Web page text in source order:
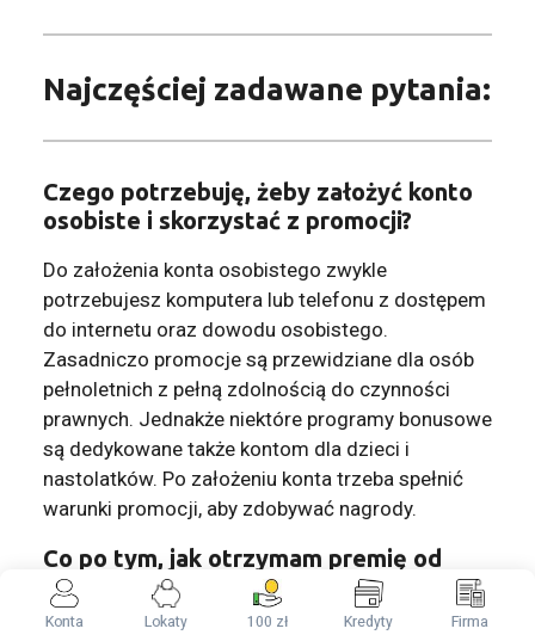
Najczęściej zadawane pytania:
Czego potrzebuję, żeby założyć konto
osobiste i skorzystać z promocji?
Do założenia konta osobistego zwykle
potrzebujesz komputera lub telefonu z dostępem
do internetu oraz dowodu osobistego.
Zasadniczo promocje są przewidziane dla osób
pełnoletnich z pełną zdolnością do czynności
prawnych. Jednakże niektóre programy bonusowe
są dedykowane także kontom dla dzieci i
nastolatków. Po założeniu konta trzeba spełnić
warunki promocji, aby zdobywać nagrody.
Co po tym, jak otrzymam premię od
banku?
Możesz cieszyć się nagrodą! W międzyczasie
Konta Lokaty 100 zł Kredyty Firma